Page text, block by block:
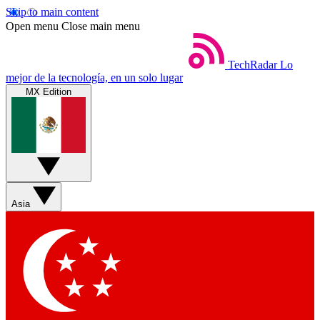
Skip to main content
Open menu Close main menu
TechRadar Lo
mejor de la tecnología, en un solo lugar
MX Edition
Asia